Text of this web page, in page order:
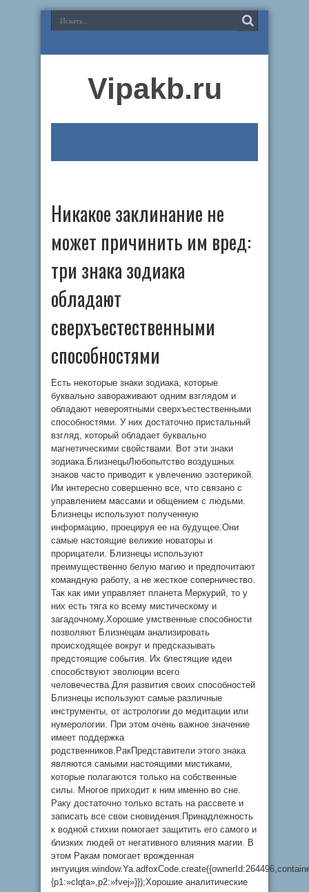
Vipakb.ru
Никакое заклинание не
может причинить им вред:
три знака зодиака
обладают
сверхъестественными
способностями
Есть некоторые знаки зодиака, которые
буквально завораживают одним взглядом и
обладают невероятными сверхъестественными
способностями. У них достаточно пристальный
взгляд, который обладает буквально
магнетическими свойствами. Вот эти знаки
зодиака.БлизнецыЛюбопытство воздушных
знаков часто приводит к увлечению эзотерикой.
Им интересно совершенно все, что связано с
управлением массами и общением с людьми.
Близнецы используют полученную
информацию, проецируя ее на будущее.Они
самые настоящие великие новаторы и
прорицатели. Близнецы используют
преимущественно белую магию и предпочитают
командную работу, а не жесткое соперничество.
Так как ими управляет планета Меркурий, то у
них есть тяга ко всему мистическому и
загадочному.Хорошие умственные способности
позволяют Близнецам анализировать
происходящее вокруг и предсказывать
предстоящие события. Их блестящие идеи
способствуют эволюции всего
человечества.Для развития своих способностей
Близнецы используют самые различные
инструменты, от астрологии до медитации или
нумерологии. При этом очень важное значение
имеет поддержка
родственников.РакПредставители этого знака
являются самыми настоящими мистиками,
которые полагаются только на собственные
силы. Многое приходит к ним именно во сне.
Раку достаточно только встать на рассвете и
записать все свои сновидения.Принадлежность
к водной стихии помогает защитить его самого и
близких людей от негативного влияния магии. В
этом Ракам помогает врожденная
{p1:»clqta»,p2:»fvej»}});Хорошие аналитические